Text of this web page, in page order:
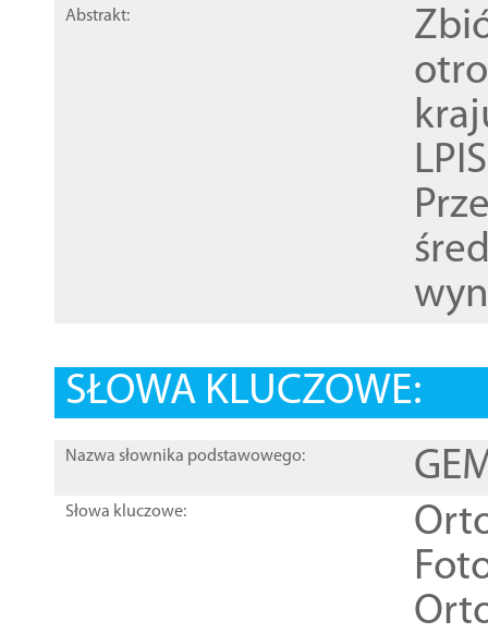
Abstrakt:
SŁOWA KLUCZOWE:
Nazwa słownika podstawowego:
Słowa kluczowe: